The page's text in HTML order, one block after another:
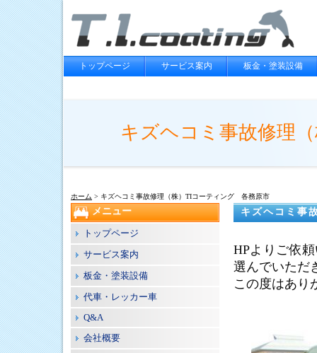
トップページ サービス案内 板金・塗装設備
キズヘコミ事故修理
ホーム > キズヘコミ事故修理（株）TIコーティング 各務原市
キズヘコミ事
HPよりご依
選んでいただ
この度はあり
メニュー
トップページ
サービス案内
板金・塗装設備
代車・レッカー車
Q&A
会社概要